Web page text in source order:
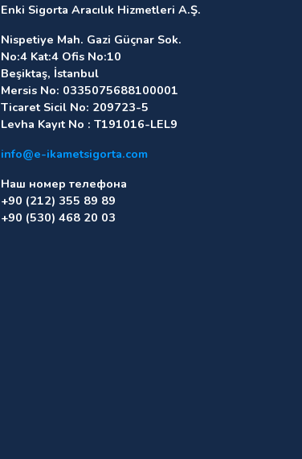
Enki Sigorta Aracılık Hizmetleri A.Ş.
Nispetiye Mah. Gazi Güçnar Sok.
No:4 Kat:4 Ofis No:10
Beşiktaş, İstanbul
Mersis No: 0335075688100001
Ticaret Sicil No: 209723-5
Levha Kayıt No : T191016-LEL9
info@e-ikametsigorta.com
Наш номер телефона
+90 (212) 355 89 89
+90 (530) 468 20 03